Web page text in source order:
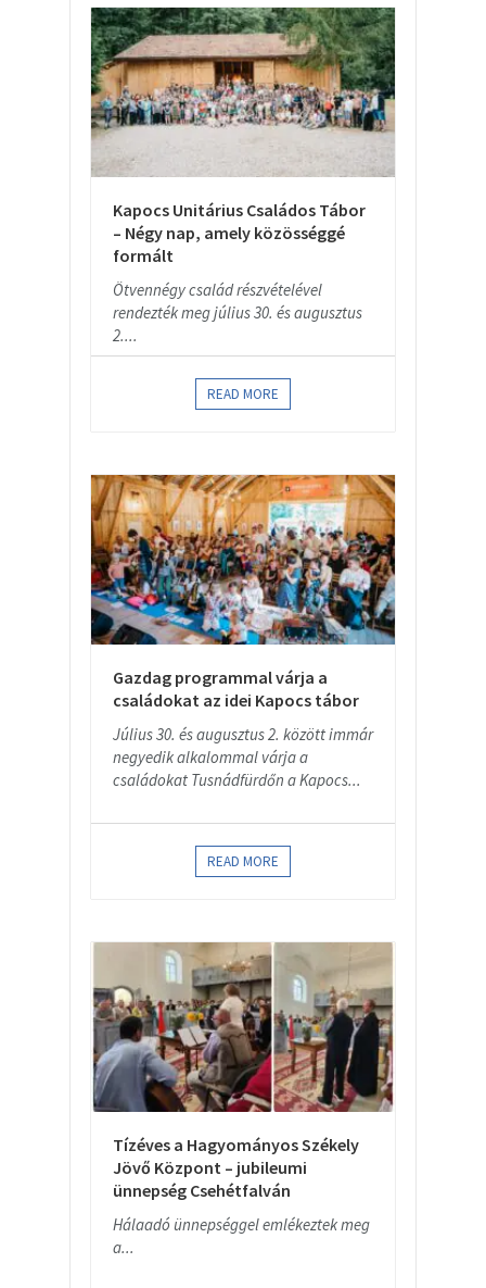
Kapocs Unitárius Családos Tábor
– Négy nap, amely közösséggé
formált
Ötvennégy család részvételével
rendezték meg július 30. és augusztus
2....
READ MORE
Gazdag programmal várja a
családokat az idei Kapocs tábor
Július 30. és augusztus 2. között immár
negyedik alkalommal várja a
családokat Tusnádfürdőn a Kapocs...
READ MORE
Tízéves a Hagyományos Székely
Jövő Központ – jubileumi
ünnepség Csehétfalván
Hálaadó ünnepséggel emlékeztek meg
a...